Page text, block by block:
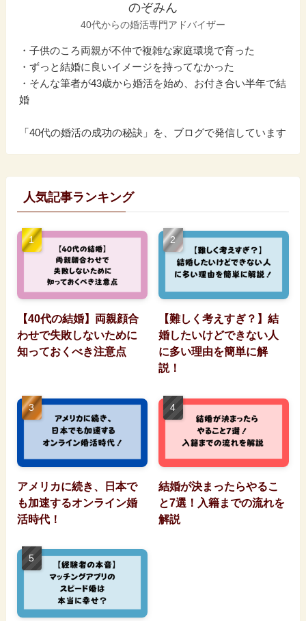
のぞみん
40代からの婚活専門アドバイザー
・子供のころ両親が不仲で複雑な家庭環境で育った
・ずっと結婚に良いイメージを持ってなかった
・そんな筆者が43歳から婚活を始め、お付き合い半年で結
婚
「40代の婚活の成功の秘訣」を、ブログで発信しています
人気記事ランキング
【40代の結婚】両親顔合
わせで失敗しないために
知っておくべき注意点
【難しく考えすぎ？】結
婚したいけどできない人
に多い理由を簡単に解
説！
アメリカに続き、日本で
も加速するオンライン婚
活時代！
結婚が決まったらやるこ
と7選！入籍までの流れを
解説